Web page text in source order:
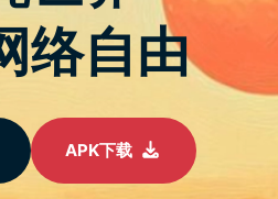
首部剧情 DLC 内
务
Red 最新力作《电驭叛客 2077》